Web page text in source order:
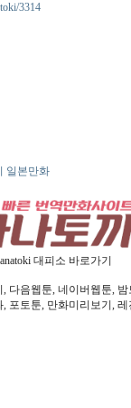
3314
일본만화
대피소 바로가기
음웹툰, 네이버웹툰,
포토툰, 만화미리보기,